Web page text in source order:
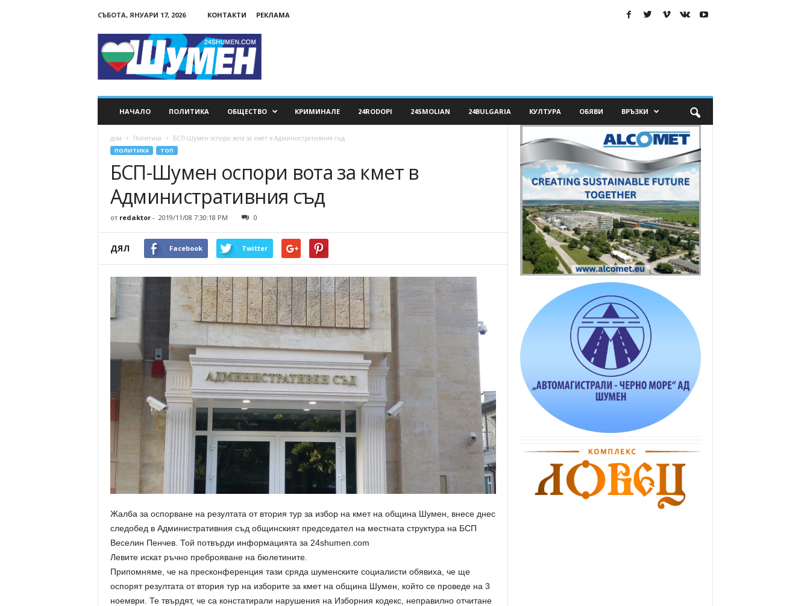
СЪБОТА, ЯНУАРИ 17, 2026 КОНТАКТИ РЕКЛАМА
НАЧАЛО ПОЛИТИКА ОБЩЕСТВО КРИМИНАЛЕ 24RODOPI 24SMOLIAN 24BULGARIA КУЛТУРА ОБЯВИ ВРЪЗКИ
дом Политика БСП-Шумен оспори вота за кмет в Административния съд
ПОЛИТИКА ТОП
БСП-Шумен оспори вота за кмет в
Административния съд
от redaktor- 2019/11/08 7:30:18 PM 0
ДЯЛ Facebook Twitter
Жалба за оспорване на резултата от втория тур за избор на кмет на община Шумен, внесе днес
следобед в Административния съд общинският председател на местната структура на БСП
Веселин Пенчев. Той потвърди информацията за 24shumen.com
Левите искат ръчно преброяване на бюлетините.
Припомняме, че на пресконференция тази сряда шуменските социалисти обявиха, че ще
оспорят резултата от втория тур на изборите за кмет на община Шумен, който се проведе на 3
ноември. Те твърдят, че са констатирали нарушения на Изборния кодекс, неправилно отчитане